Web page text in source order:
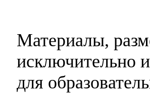
Материалы,
исключительно
для